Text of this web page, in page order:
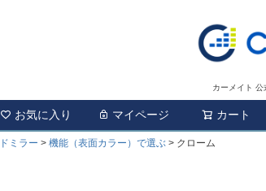
カーメイト
お気に入り マイページ カート
ミラー 機能（表面カラー）で選ぶ クローム